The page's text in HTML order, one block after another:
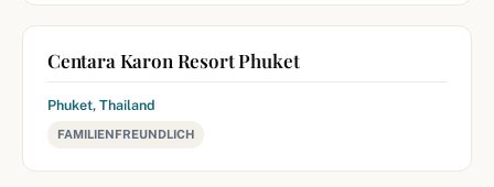
Centara Karon Resort Phuket
Phuket, Thailand
FAMILIENFREUNDLICH